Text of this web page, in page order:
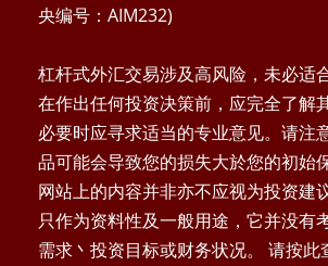
央编号：AIM232)
杠杆式外汇交易涉及高风险，未必适
在作出任何投资决策前，应完全了解
必要时应寻求适当的专业意见。请注
品可能会导致您的损失大於您的初始
网站上的内容并非亦不应视为投资建
只作为资料性及一般用途，它并没有
需求丶投资目标或财务状况。 请按此